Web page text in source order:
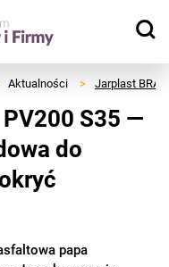
Aktualności > Jarplast
S35 —
do
papa